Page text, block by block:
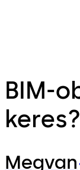
BIM-
keres?
Megvan